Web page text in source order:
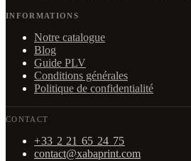
INFORMATIONS
Notre catalogue
Blog
Guide PLV
Conditions générales
Politique de confidentialité
CONTACT
+33 2 21 65 24 75
contact@xabaprint.com